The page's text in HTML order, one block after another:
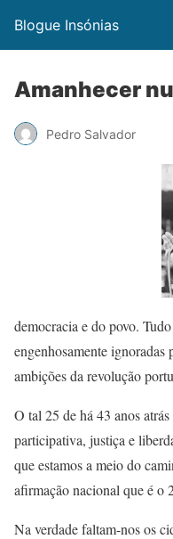
Blogue Insónias
Amanhecer
Pedro Salvador
democracia e do povo.
engenhosamente ignoradas
ambições da revolução
O tal 25 de há 43 anos
participativa, justiça e
que estamos a meio do
afirmação nacional que é o
Na verdade faltam-nos os